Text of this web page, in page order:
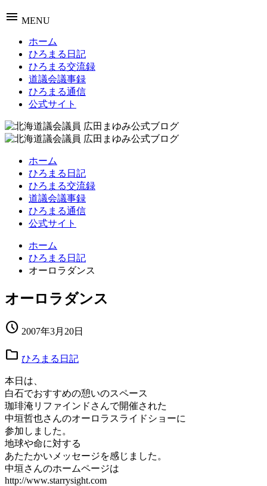
menu MENU
ホーム
ひろまる日記
ひろまる交流録
道議会議事録
ひろまる通信
公式サイト
ホーム
ひろまる日記
ひろまる交流録
道議会議事録
ひろまる通信
公式サイト
ホーム
ひろまる日記
オーロラダンス
オーロラダンス
schedule 2007年3月20日
folder ひろまる日記
本日は、
白石でおすすめの憩いのスペース
珈琲淹リファインドさんで開催された
中垣哲也さんのオーロラスライドショーに
参加しました。
地球や命に対する
あたたかいメッセージを感じました。
中垣さんのホームページは
http://www.starrysight.com